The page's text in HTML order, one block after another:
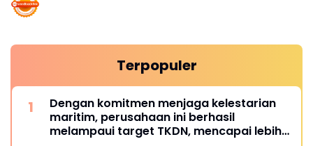
Terpopuler
Dengan komitmen menjaga kelestarian
maritim, perusahaan ini berhasil
melampaui target TKDN, mencapai lebih